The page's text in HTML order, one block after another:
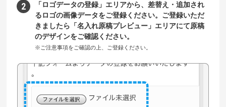
「ロゴデータの登録」エリアから、差替え・追加され
るロゴの画像データをご登録ください。ご登録いただ
きましたら「名入れ原稿プレビュー」エリアにて原稿
のデザインをご確認ください。
※ご注意事項をご確認の上、ご登録ください。